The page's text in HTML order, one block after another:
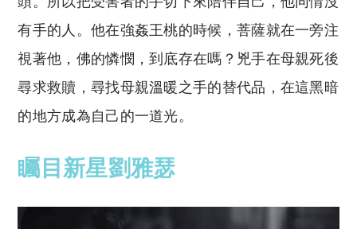
有手的人。他在強姦王桃的時候，菩薩就在一旁注
視著他，佛的憐憫，到底存在嗎？兇手在母親死後
尋求救贖，尋找母親溫暖之手的替代品，在這黑暗
的地方成為自己的一道光。
矚目新星劉雅瑟